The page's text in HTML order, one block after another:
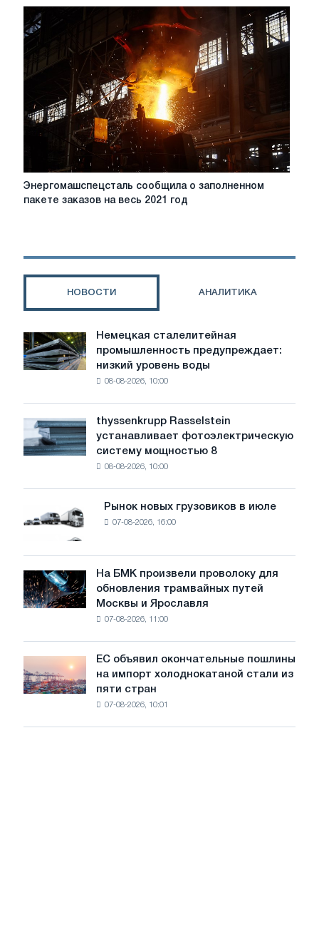
квалификацию
General
Энергомашспецсталь
сообщила
заказов
год
Энергомашспецсталь сообщила о заполненном
пакете заказов на весь 2021 год
НОВОСТИ АНАЛИТИКА
Немецкая
сталелитейная
промышленность
предупреждает:
воды
угрожает
безопасности
Немецкая сталелитейная
промышленность предупреждает:
низкий уровень воды
08-08-2026, 10:00
thyssenkrupp
Rasselstein
устанавливает
фотоэлектрическую
достижения
целей
обезуглероживания
thyssenkrupp Rasselstein
устанавливает фотоэлектрическую
систему мощностью 8
08-08-2026, 10:00
Рынок
новых
грузовиков
в
июле
Рынок новых грузовиков в июле
07-08-2026, 16:00
На
БМК
произвели
трамвайных
путей
Москвы
Ярославля
На БМК произвели проволоку для
обновления трамвайных путей
Москвы и Ярославля
07-08-2026, 11:00
объявил
окончательные
ЕС объявил окончательные пошлины
на импорт холоднокатаной стали из
пяти стран
07-08-2026, 10:01